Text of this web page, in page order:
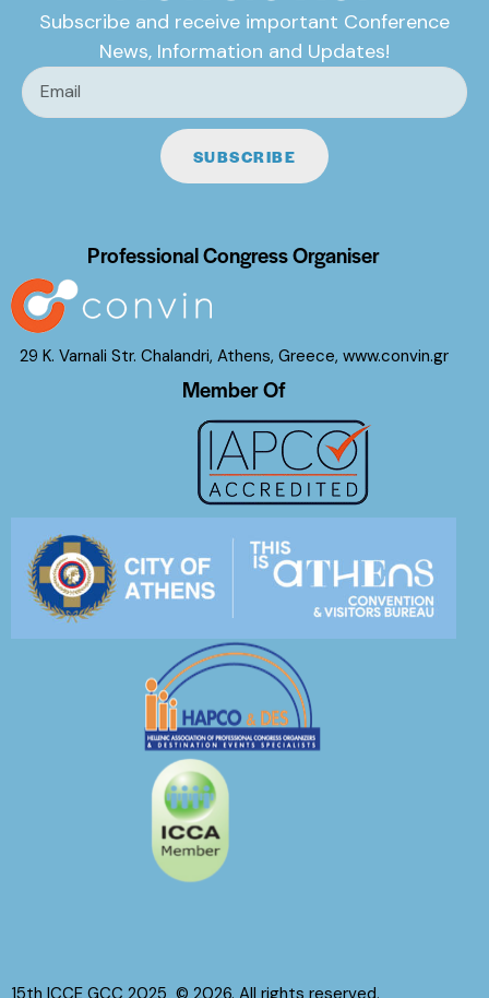
Subscribe and receive important Conference
News, Information and Updates!
SUBSCRIBE
Professional Congress Organiser
29 K. Varnali Str. Chalandri, Athens, Greece, www.convin.gr
Member Of
15th ICCE GCC 2025 © 2026. All rights reserved.